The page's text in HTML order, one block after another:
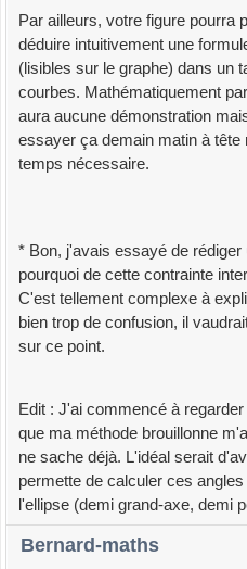
Par ailleurs, votre figure pourra
déduire intuitivement une
(lisibles sur le graphe) dans un
courbes. Mathématiquement
aura aucune démonstration
essayer ça demain matin à tête
temps nécessaire.
* Bon, j'avais essayé de
pourquoi de cette contrainte
C'est tellement complexe à
bien trop de confusion, il
sur ce point.
Edit : J'ai commencé à
que ma méthode brouillonne
ne sache déjà. L'idéal serait
permette de calculer ces
l'ellipse (demi grand-axe, demi
Bernard-maths